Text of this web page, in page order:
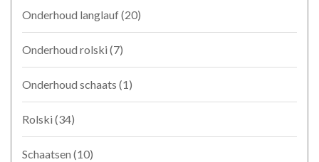
Onderhoud langlauf(20)
Onderhoud rolski (7)
Onderhoud schaats (1)
Rolski (34)
Schaatsen (10)